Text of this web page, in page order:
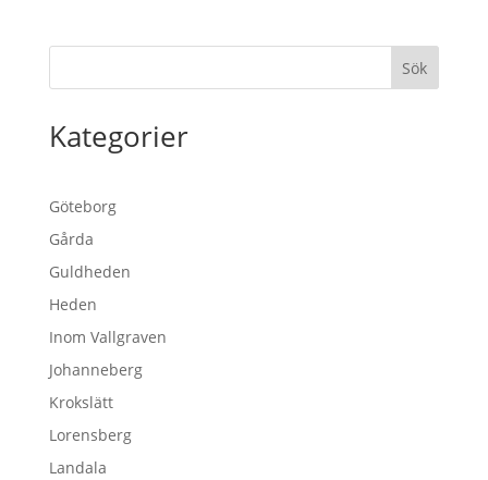
Sök
Kategorier
Göteborg
Gårda
Guldheden
Heden
Inom Vallgraven
Johanneberg
Krokslätt
Lorensberg
Landala